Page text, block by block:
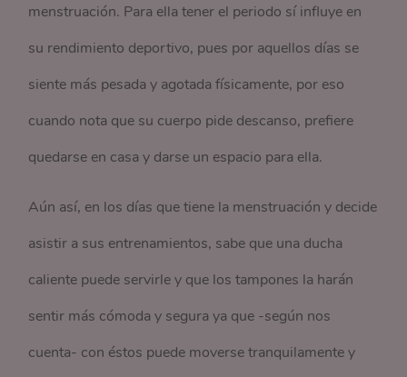
menstruación. Para ella tener el periodo sí influye en
su rendimiento deportivo, pues por aquellos días se
siente más pesada y agotada físicamente, por eso
cuando nota que su cuerpo pide descanso, prefiere
quedarse en casa y darse un espacio para ella.
Aún así, en los días que tiene la menstruación y decide
asistir a sus entrenamientos, sabe que una ducha
caliente puede servirle y que los tampones la harán
sentir más cómoda y segura ya que -según nos
cuenta- con éstos puede moverse tranquilamente y